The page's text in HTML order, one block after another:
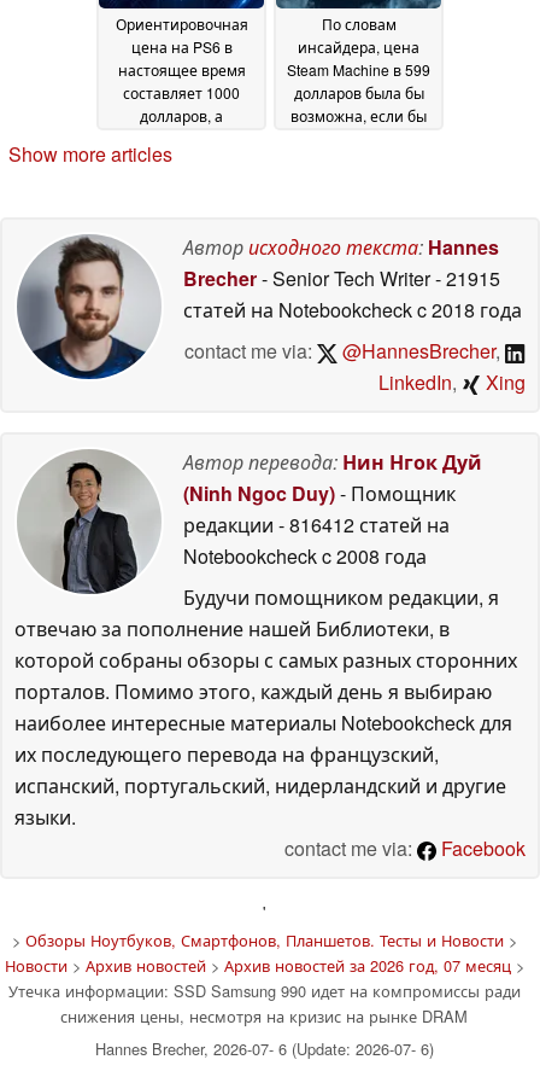
Ориентировочная
цена на PS6 в
настоящее время
составляет 1000
долларов, а
выпуска может
консоли
28 June 2026
По словам
инсайдера, цена
Steam Machine в 599
долларов была бы
возможна, если бы
Show more articles
Авторисходного текста: Hannes
Brecher- Senior Tech Writer- 21915
статей на Notebookcheckc 2018 года
contact me via:
@HannesBrecher,
LinkedIn, Xing
Автор перевода: Нин Нгок Дуй
(Ninh Ngoc Duy)- Помощник
редакции - 816412 статей на
Notebookcheckc 2008 года
Будучи помощником редакции, я
отвечаю за пополнение нашей Библиотеки, в
которой собраны обзоры с самых разных сторонних
порталов. Помимо этого, каждый день я выбираю
наиболее интересные материалы Notebookcheck для
их последующего перевода на французский,
испанский, португальский, нидерландский и другие
языки.
contact me via:
Facebook
'
> Обзоры Ноутбуков, Смартфонов, Планшетов. Тесты и Новости>
Новости> Архив новостей> Архив новостей за 2026 год, 07 месяц>
Утечка информации: SSD Samsung 990 идет на компромиссы ради
снижения цены, несмотря на кризис на рынке DRAM
Hannes Brecher, 2026-07- 6 (Update: 2026-07- 6)